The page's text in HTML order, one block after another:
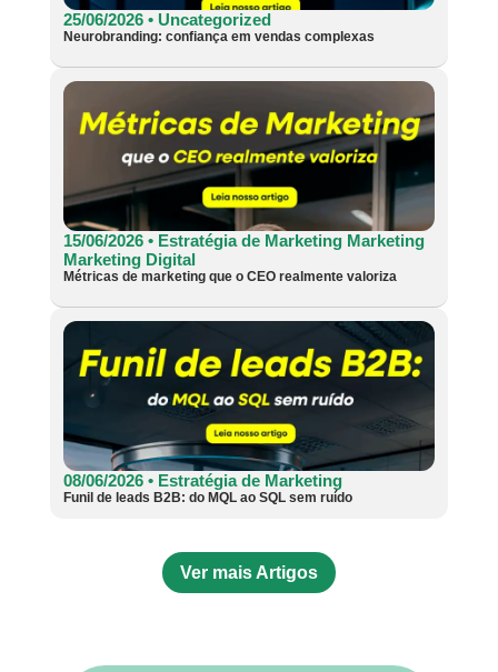
25/06/2026 • Uncategorized
Neurobranding: confiança em vendas complexas
15/06/2026 • Estratégia de Marketing Marketing
Marketing Digital
Métricas de marketing que o CEO realmente valoriza
08/06/2026 • Estratégia de Marketing
Funil de leads B2B: do MQL ao SQL sem ruído
Ver mais Artigos